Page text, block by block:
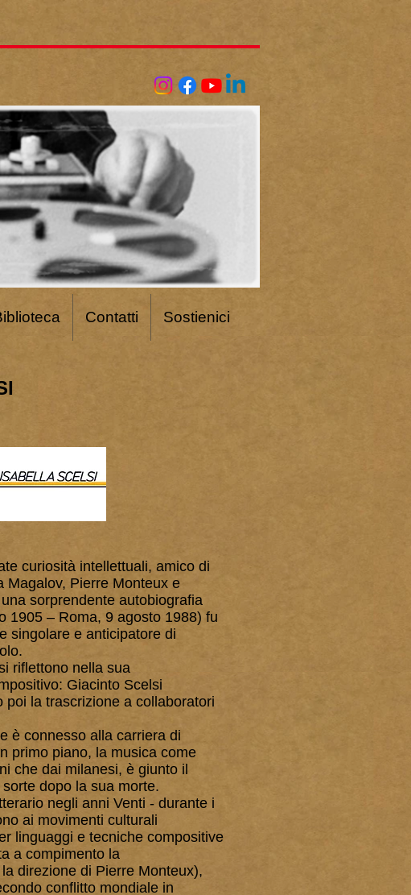
Contatti Sostienici
curiosità intellettuali, amico di
Magalov, Pierre Monteux e
sorprendente autobiografia
1905 – Roma, 9 agosto 1988) fu
singolare e anticipatore di
riflettono nella sua
Giacinto Scelsi
la trascrizione a collaboratori
è connesso alla carriera di
primo piano, la musica come
che dai milanesi, è giunto il
dopo la sua morte.
negli anni Venti - durante i
ai movimenti culturali
linguaggi e tecniche compositive
a compimento la
direzione di Pierre Monteux),
conflitto mondiale in